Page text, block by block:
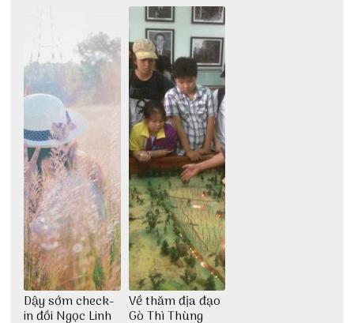
động
Dậy sớm check-
in đồi Ngọc Linh
Về thăm địa đạo
Gò Thì Thùng